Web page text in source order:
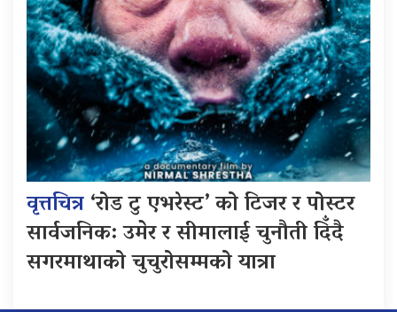
वृत्तचित्र‘रोड टु एभरेस्ट’ को टिजर र पोस्टर
सार्वजनिक: उमेर र सीमालाई चुनौती दिँदै
सगरमाथाको चुचुरोसम्मको यात्रा